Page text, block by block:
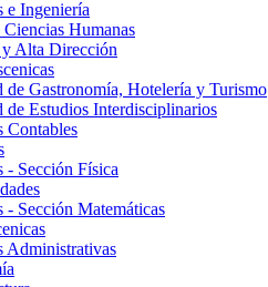
e Ingeniería
Humanas
Alta Dirección
de Gastronomía, Hotelería y Turismo
de Estudios Interdisciplinarios
Contables
- Sección Física
- Sección Matemáticas
Administrativas